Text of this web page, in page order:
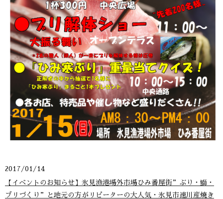
2017/01/14
【イベントのお知らせ】氷見漁港場外市場ひみ番屋街”ぶり・鰤・
ブリづくり”と地元の方がリピーターの大人気・氷見市速川産焼き